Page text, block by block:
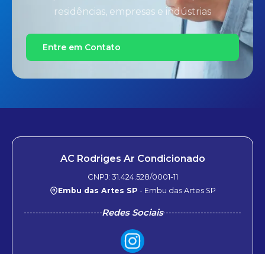
residências, empresas e indústrias
Entre em Contato
AC Rodriges Ar Condicionado
CNPJ: 31.424.528/0001-11
Embu das Artes SP - Embu das Artes SP
Redes Sociais